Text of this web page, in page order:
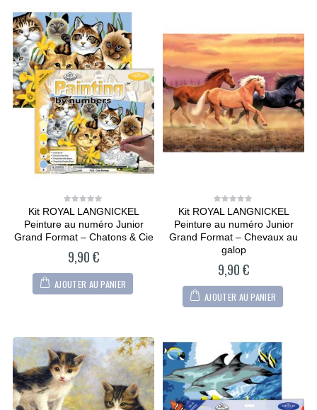
0
of
5
Kit ROYAL LANGNICKEL
Peinture au numéro Junior
Grand Format – Chatons & Cie
9,90€
AJOUTER AU PANIER
0
of
5
Kit ROYAL LANGNICKEL
Peinture au numéro Junior
Grand Format – Chevaux au
galop
9,90€
AJOUTER AU PANIER